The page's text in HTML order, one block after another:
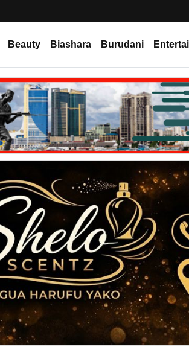
Beauty Biashara Burudani